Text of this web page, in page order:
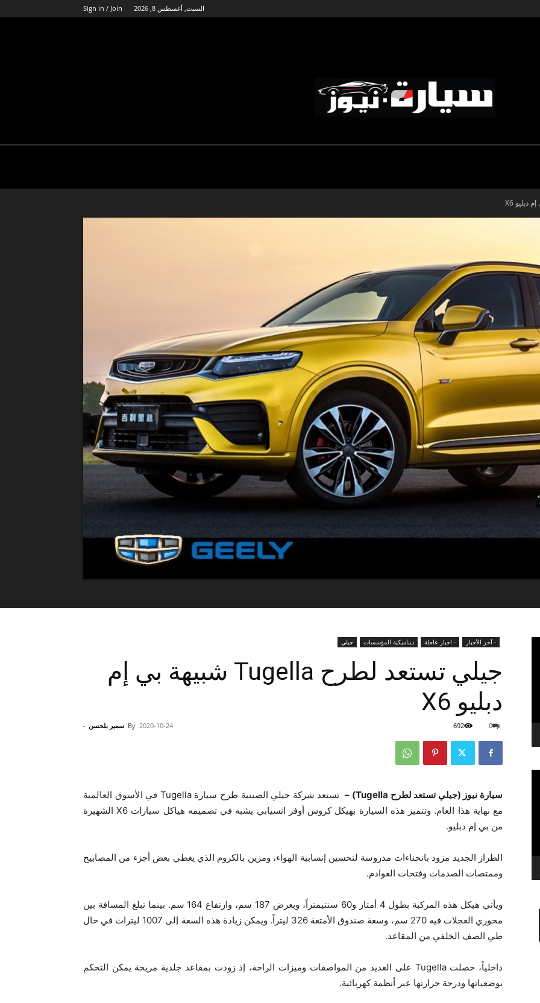
السبت, أغسطس 8, 2026 Sign in / Join
- آخر الأخبار - اخبار عاجلة ديناميكية المؤسسات جيلي
جيلي تستعد لطرح Tugella شبيهة بي إم
دبليو X6
By سمير بلحسن - 2020-10-24 0
692
سيارة نيوز (جيلي تستعد لطرح Tugella) –
تستعد شركة جيلي الصينية طرح سيارة Tugella في الأسوق العالمية
مع نهاية هذا العام. وتتميز هذه السيارة بهيكل كروس أوفر انسيابي يشبه في تصميمه هياكل سيارات X6 الشهيرة
من بي إم دبليو.
الطراز الجديد مزود بانحناءات مدروسة لتحسين إنسابية الهواء، ومزين بالكروم الذي يغطي بعض أجزء من المصابيح
وممتصات الصدمات وفتحات العوادم.
ويأتي هيكل هذه المركبة بطول 4 أمتار و60 سنتيمتراً، وبعرض 187 سم، وارتفاع 164 سم. بينما تبلغ المسافة بين
محوري العجلات فيه 270 سم، وسعة صندوق الأمتعة 326 ليتراً. ويمكن زيادة هذه السعة إلى 1007 ليترات في حال
طي الصف الخلفي من المقاعد.
داخلياً، حصلت Tugella على العديد من المواصفات وميزات الراحة، إذ زودت بمقاعد جلدية مريحة يمكن التحكم
بوضعياتها ودرجة حرارتها عبر أنظمة كهربائية.